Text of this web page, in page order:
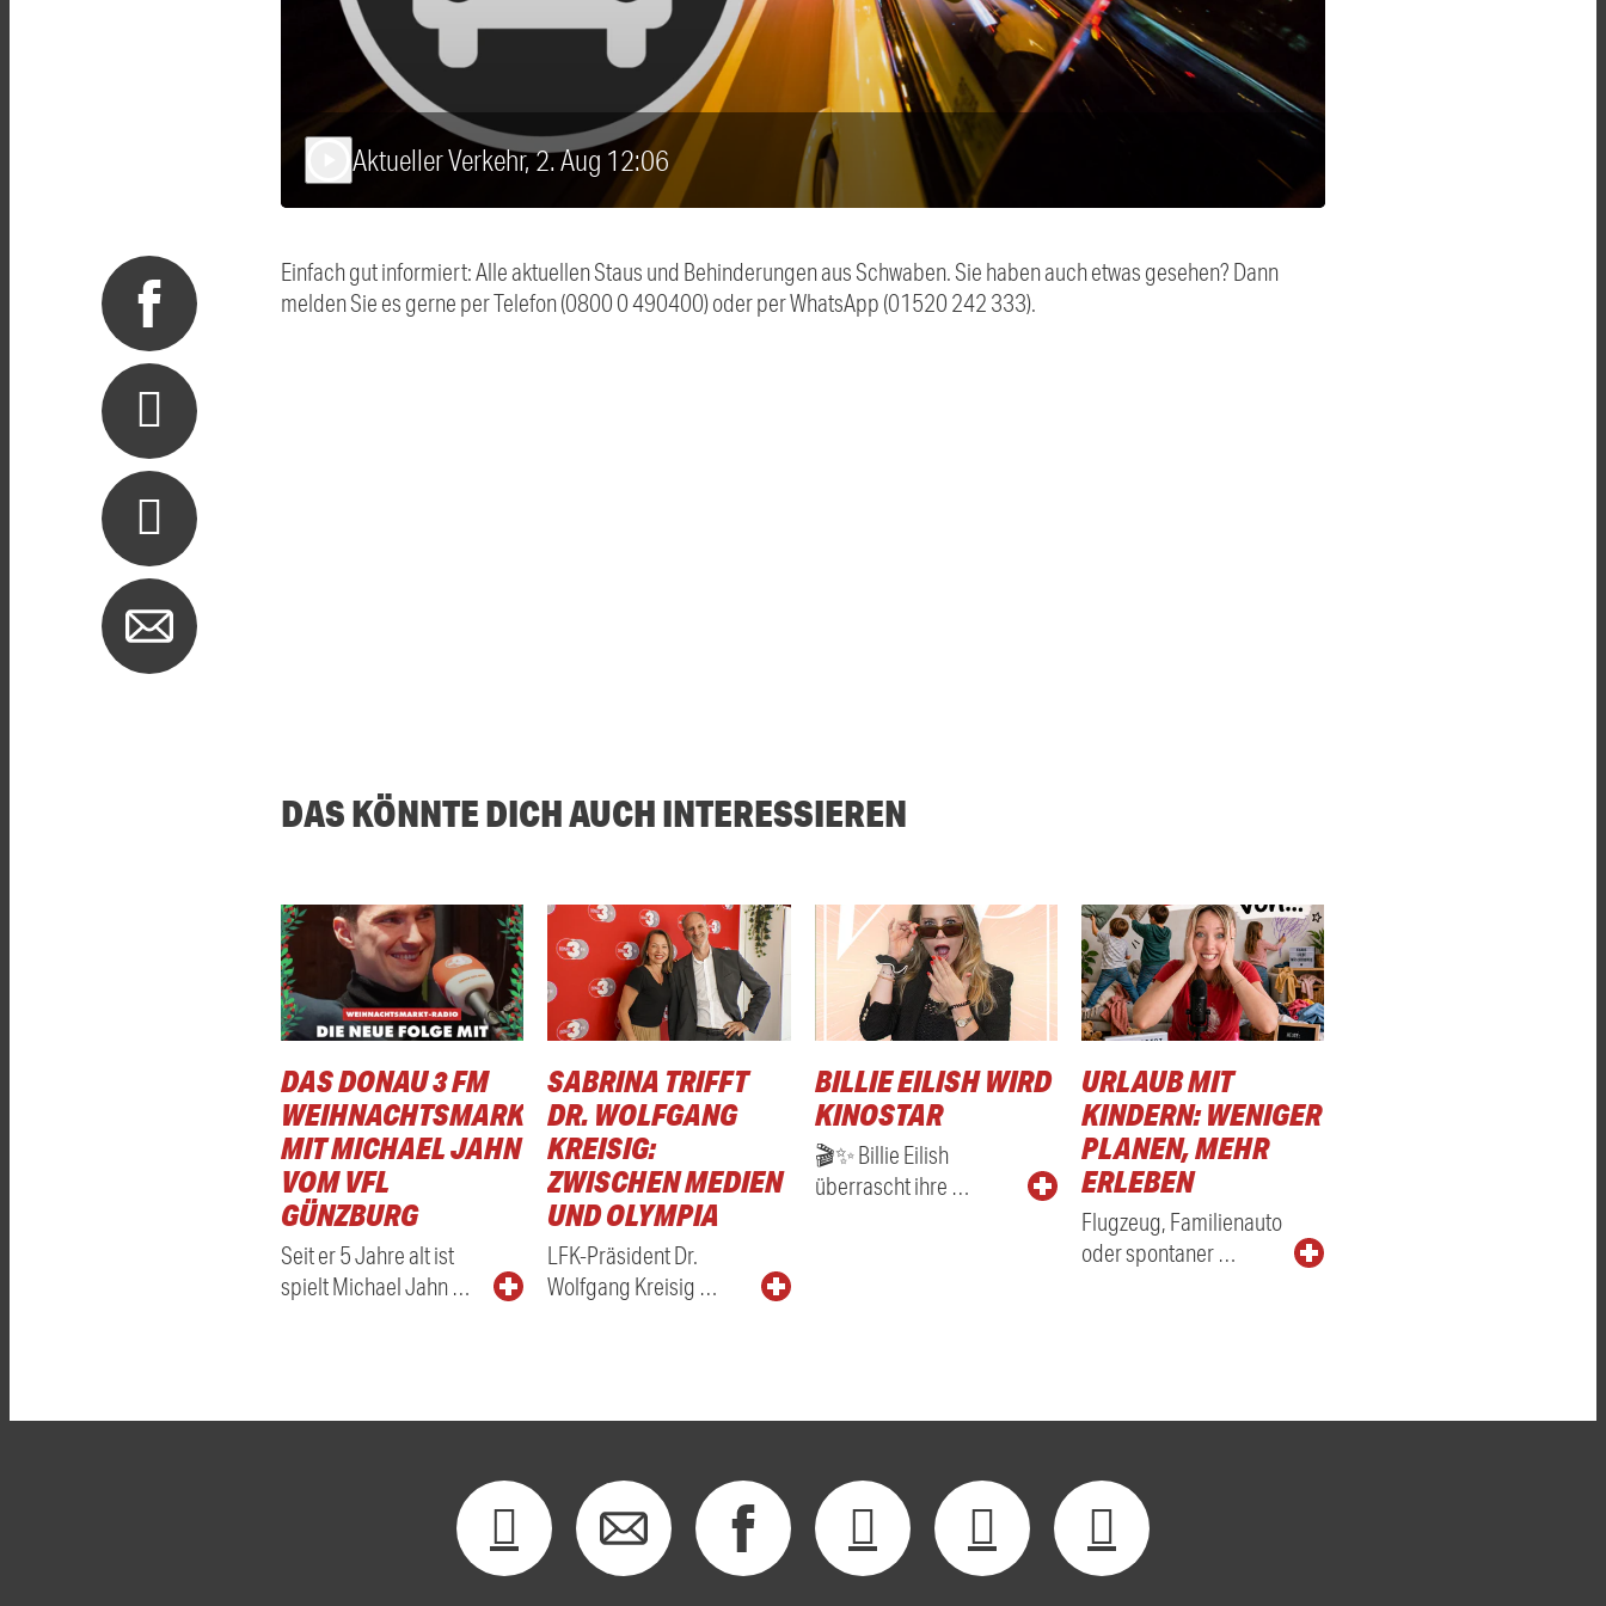
Aktueller Verkehr, 2. Aug 12:06
Einfach gut informiert: Alle aktuellen Staus und Behinderungen aus Schwaben. Sie haben auch etwas gesehen? Dann
melden Sie es gerne per Telefon (0800 0 490400) oder per WhatsApp (01520 242 333).
DAS KÖNNTE DICH AUCH INTERESSIEREN
DAS DONAU 3 FM
WEIHNACHTSMARKTRADIO
MIT MICHAEL JAHN
VOM VFL
GÜNZBURG
Seit er 5 Jahre alt ist
spielt Michael Jahn …
SABRINA TRIFFT
DR. WOLFGANG
KREISIG:
ZWISCHEN MEDIEN
UND OLYMPIA
LFK-Präsident Dr.
Wolfgang Kreisig …
BILLIE EILISH WIRD
KINOSTAR
🎬✨ Billie Eilish
überrascht ihre …
URLAUB MIT
KINDERN: WENIGER
PLANEN, MEHR
ERLEBEN
Flugzeug, Familienauto
oder spontaner …